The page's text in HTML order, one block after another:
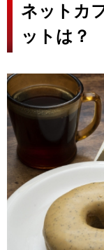
ネットカ
ットは？